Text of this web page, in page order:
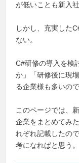
が低いことも新入
しかし、充実した
ない。
C#研修の導入を検
か」「研修後に現
る企業様も多いの
このページでは、
企業をまとめてみ
れぞれ記載したの
考になればと思う。